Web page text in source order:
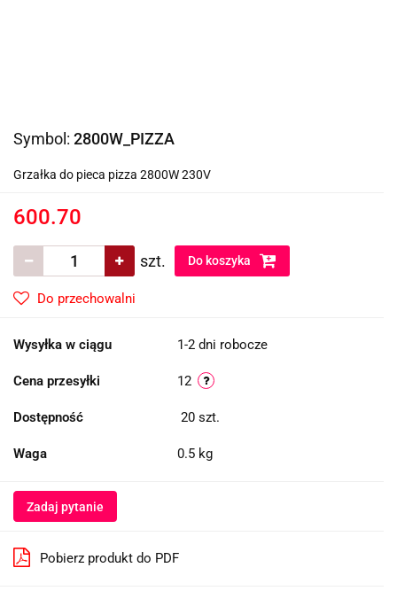
Symbol: 2800W_PIZZA
Grzałka do pieca pizza 2800W 230V
600.70
szt. Do koszyka
Do przechowalni
Wysyłka w ciągu 1-2 dni robocze
Cena przesyłki 12
Dostępność 20 szt.
Waga 0.5 kg
Zadaj pytanie
Pobierz produkt do PDF